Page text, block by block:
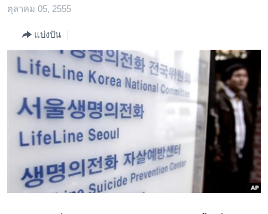
หลัก
การ
ธุรกิจ
วิทยาศาสตร์
สังคมและสุขภาพ
ไลฟ์สไตล์
ตรวจสอบข่าว
เรียนรู้ภาษาอังกฤษ
พอดคาสต์
ติดตามเรา
ตุลาคม 05, 2555
แบ่งปัน